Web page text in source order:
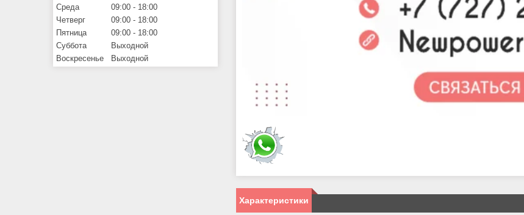
Характеристики
Среда
09:00
18:00
Четверг
09:00
18:00
Пятница
09:00
18:00
Суббота
Выходной
Воскресенье
Выходной